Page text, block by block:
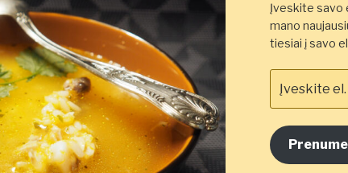
Įveskite savo
mano
tiesiai į savo
el.
pašto
adresą
čia